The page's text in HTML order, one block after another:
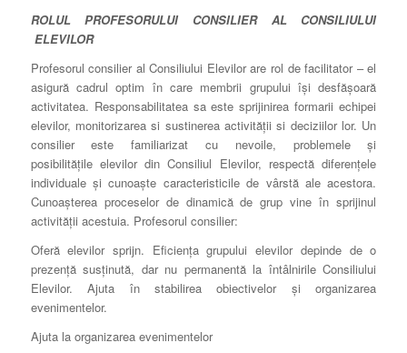
ROLUL PROFESORULUI CONSILIER AL CONSILIULUI
ELEVILOR
Profesorul consilier al Consiliului Elevilor are rol de facilitator – el
asigură cadrul optim în care membrii grupului îşi desfăşoară
activitatea. Responsabilitatea sa este sprijinirea formarii echipei
elevilor, monitorizarea si sustinerea activităţii si deciziilor lor. Un
consilier este familiarizat cu nevoile, problemele şi
posibilităţile elevilor din Consiliul Elevilor, respectă diferenţele
individuale şi cunoaşte caracteristicile de vârstă ale acestora.
Cunoaşterea proceselor de dinamică de grup vine în sprijinul
activităţii acestuia. Profesorul consilier:
Oferă elevilor sprijn. Eficienţa grupului elevilor depinde de o
prezenţă susţinută, dar nu permanentă la întâlnirile Consiliului
Elevilor. Ajuta în stabilirea obiectivelor şi organizarea
evenimentelor.
Ajuta la organizarea evenimentelor